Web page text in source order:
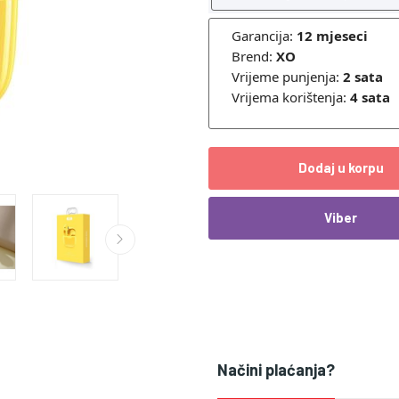
Garancija: 12 mjeseci
Brend: XO
Vrijeme punjenja: 2 sata
Vrijema korištenja: 4 sata
Dodaj u korpu
Viber
Načini plaćanja?